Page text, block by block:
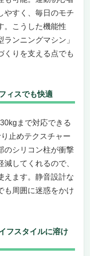
省エネ
つく
タッチパネル・
“本格ジムクオリ
を「続けられる」
ッドミル TR5.0
人のための「電
グマシン」
ニングができる理
携で飽きずに続け
計で家庭でも扱い
やすく、毎日のモチ
。こうした機能性
ンニングマシン」
くりを支える点でも
ィスでも快適
まで対応できる
止めテクスチャー
のシリコン柱が衝撃
してくれるので、
えます。静音設計な
も周囲に迷惑をかけ
フスタイルに溶け